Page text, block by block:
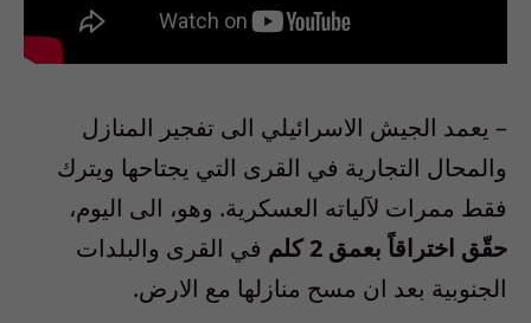
– يعمد الجيش الاسرائيلي الى تفجير المنازل
والمحال التجارية في القرى التي يجتاحها ويترك
فقط ممرات لآلياته العسكرية. وهو، الى اليوم،
حقّق اختراقاً بعمق 2كلم في القرى والبلدات
الجنوبية بعد ان مسح منازلها مع الارض.